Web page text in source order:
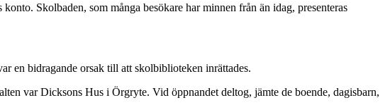
Skolbaden, som många besökare har minnen från än idag, presenteras
en bidragande orsak till att skolbiblioteken inrättades.
var Dicksons Hus i Örgryte. Vid öppnandet deltog, jämte de boende, dagisbarn,